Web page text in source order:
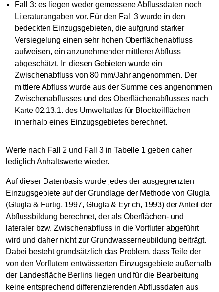
Fall 3: es liegen weder gemessene Abflussdaten noch
Literaturangaben vor. Für den Fall 3 wurde in den
bedeckten Einzugsgebieten, die aufgrund starker
Versiegelung einen sehr hohen Oberflächenabfluss
aufweisen, ein anzunehmender mittlerer Abfluss
abgeschätzt. In diesen Gebieten wurde ein
Zwischenabfluss von 80 mm/Jahr angenommen. Der
mittlere Abfluss wurde aus der Summe des angenommen
Zwischenabflusses und des Oberflächenabflusses nach
Karte 02.13.1. des Umweltatlas für Blockteilflächen
innerhalb eines Einzugsgebietes berechnet.
Werte nach Fall 2 und Fall 3 in Tabelle 1 geben daher
lediglich Anhaltswerte wieder.
Auf dieser Datenbasis wurde jedes der ausgegrenzten
Einzugsgebiete auf der Grundlage der Methode von Glugla
(Glugla & Fürtig, 1997, Glugla & Eyrich, 1993) der Anteil der
Abflussbildung berechnet, der als Oberflächen- und
lateraler bzw. Zwischenabfluss in die Vorfluter abgeführt
wird und daher nicht zur Grundwasserneubildung beiträgt.
Dabei besteht grundsätzlich das Problem, dass Teile der
von den Vorflutern entwässerten Einzugsgebiete außerhalb
der Landesfläche Berlins liegen und für die Bearbeitung
keine entsprechend differenzierenden Abflussdaten aus